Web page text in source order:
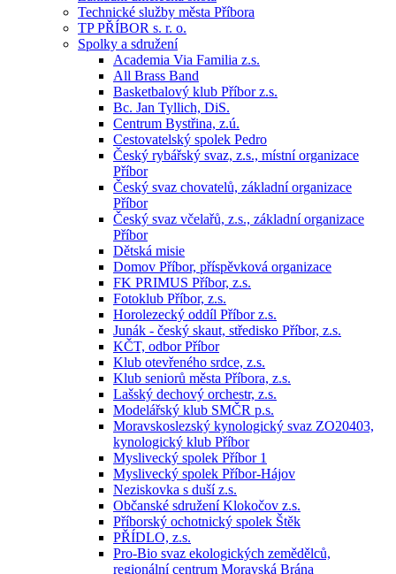
Technické služby města Příbora
TP PŘÍBOR s. r. o.
Spolky a sdružení
Academia Via Familia z.s.
All Brass Band
Basketbalový klub Příbor z.s.
Bc. Jan Tyllich, DiS.
Centrum Bystřina, z.ú.
Cestovatelský spolek Pedro
Český rybářský svaz, z.s., místní organizace
Příbor
Český svaz chovatelů, základní organizace
Příbor
Český svaz včelařů, z.s., základní organizace
Příbor
Dětská misie
Domov Příbor, příspěvková organizace
FK PRIMUS Příbor, z.s.
Fotoklub Příbor, z.s.
Horolezecký oddíl Příbor z.s.
Junák - český skaut, středisko Příbor, z.s.
KČT, odbor Příbor
Klub otevřeného srdce, z.s.
Klub seniorů města Příbora, z.s.
Lašský dechový orchestr, z.s.
Modelářský klub SMČR p.s.
Moravskoslezský kynologický svaz ZO20403,
kynologický klub Příbor
Myslivecký spolek Příbor 1
Myslivecký spolek Příbor-Hájov
Neziskovka s duší z.s.
Občanské sdružení Klokočov z.s.
Příborský ochotnický spolek Štěk
PŘÍDLO, z.s.
Pro-Bio svaz ekologických zemědělců,
regionální centrum Moravská Brána